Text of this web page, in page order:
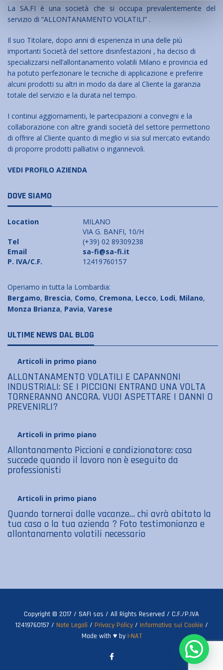
La SA.FI è una società che si occupa prevalentemente del
servizio di “ALLONTANAMENTO VOLATILI” .
Il suo Titolare, dopo anni di esperienza in una delle più
importanti Società del settore disinfestazioni , ha deciso di
specializzarsi nell’allontanamento volatili Milano e provincia ed
ha potuto perfezionare le tecniche di applicazione e preferire
alcuni prodotti su altri in modo da dare al Cliente la garanzia
totale del servizio e la durata nel tempo.
I continui aggiornamenti, le partecipazioni a convegni e la
collaborazione con altre grandi società del settore permettono
di offrire al Cliente quanto di meglio vi sia sul mercato evitando
di proporre prodotti palliativi o ingannevoli.
VEDI PROFILO AZIENDA
DOVE SIAMO
Location
MILANO
VIA G. BANFI, 10/H
Tel
(+39) 02 89309238
Email
sa-fi@sa-fi.it
P. IVA/C.F.
12419760157
Operiamo in tutta la Lombardia:
Bergamo, Brescia, Como, Cremona, Lecco, Lodi, Milano,
Monza Brianza, Pavia, Varese
ULTIME NEWS DAL BLOG
Articoli in primo piano
ALLONTANAMENTO VOLATILI E CAPANNONI
INDUSTRIALI: SE I PICCIONI ENTRANO UNA VOLTA
TORNERANNO ANCORA. VUOI ASPETTARE I DANNI O
PREVENIRLI?
Articoli in primo piano
Allontanamento Piccioni e condizionatore: cosa
succede quando il lavoro non è eseguito da
professionisti
Articoli in primo piano
Quando tornerai dalle vacanze… chi avrà abitato la
tua casa o la tua azienda ? Foto testimonianza e
allontanamento volatili necessario
Copyright © 2017 / SAFI sas / All Rights Reserved / C.F./P.IVA
12419760157 / Note Legali / Privacy Policy/ Informativa sui Cookie /
Made with ♥ by I-NAT